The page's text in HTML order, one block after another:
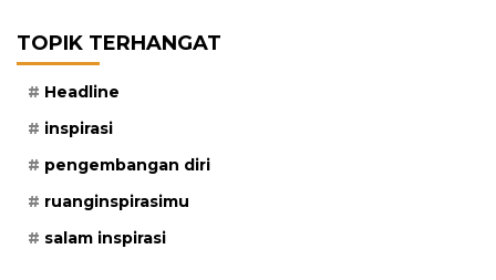
TOPIK TERHANGAT
Headline
inspirasi
pengembangan diri
ruanginspirasimu
salam inspirasi